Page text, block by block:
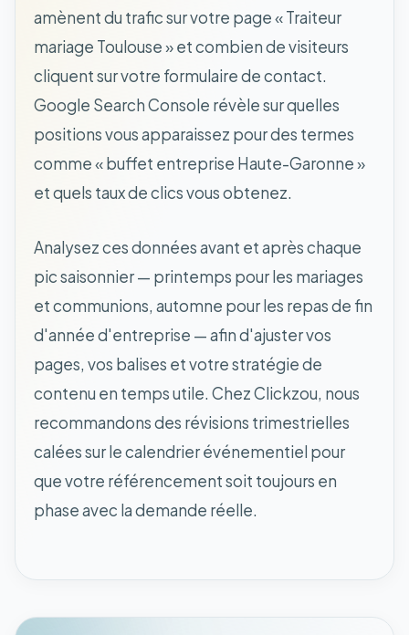
amènent du trafic sur votre page « Traiteur
mariage Toulouse » et combien de visiteurs
cliquent sur votre formulaire de contact.
Google Search Console révèle sur quelles
positions vous apparaissez pour des termes
comme « buffet entreprise Haute-Garonne »
et quels taux de clics vous obtenez.
Analysez ces données avant et après chaque
pic saisonnier — printemps pour les mariages
et communions, automne pour les repas de fin
d'année d'entreprise — afin d'ajuster vos
pages, vos balises et votre stratégie de
contenu en temps utile. Chez Clickzou, nous
recommandons des révisions trimestrielles
calées sur le calendrier événementiel pour
que votre référencement soit toujours en
phase avec la demande réelle.